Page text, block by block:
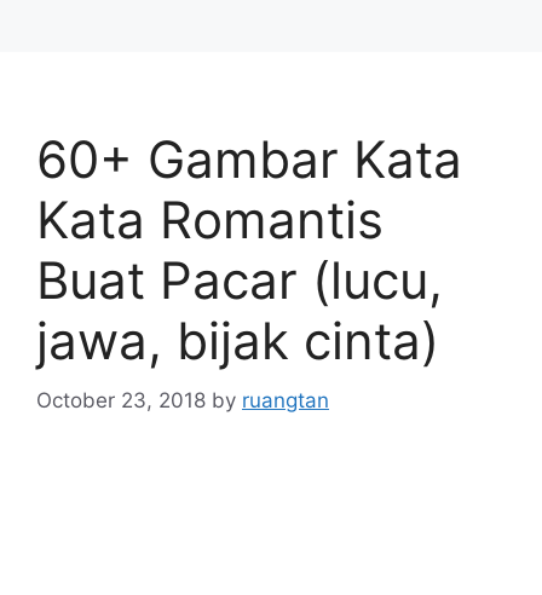
60+ Gambar Kata
Kata Romantis
Buat Pacar (lucu,
jawa, bijak cinta)
October 23, 2018 by ruangtan